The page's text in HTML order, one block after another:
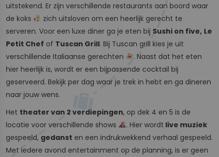
uitstekend. Er zijn verschillende restaurants aan boord waar
de koks
zich uitsloven om een heerlijk gerecht te
serveren. Voor een luxe diner ga je eten bij Sushi on five, Le
Petit Chef of Tuscan Grill. Bij Tuscan grill kies je uit
verschillende Italiaanse gerechten
. Naast dat het eten
hier heerlijk is, wordt er een bijpassende cocktail bij
geserveerd. Bekijk per dag waar je trek in hebt en ga dineren
naar jouw wens.
Het theater van 2 verdiepingen, op dek 4 en 5 is de
locatie voor verschillende shows
. Hier wordt live muziek
gespeeld, gedanst en een indrukwekkend verhaal gespeeld.
Met iedere avond entertainment op de planning, is er geen